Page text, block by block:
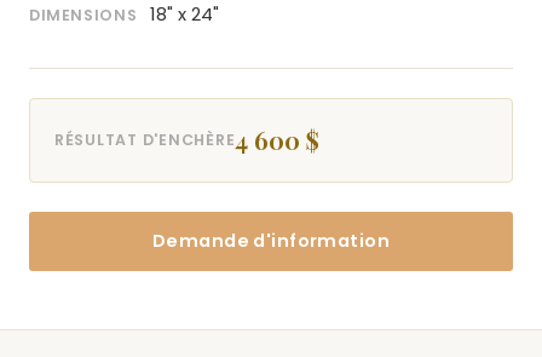
DIMENSIONS 18" x 24"
RÉSULTAT D'ENCHÈRE4 600 $
Demande d'information